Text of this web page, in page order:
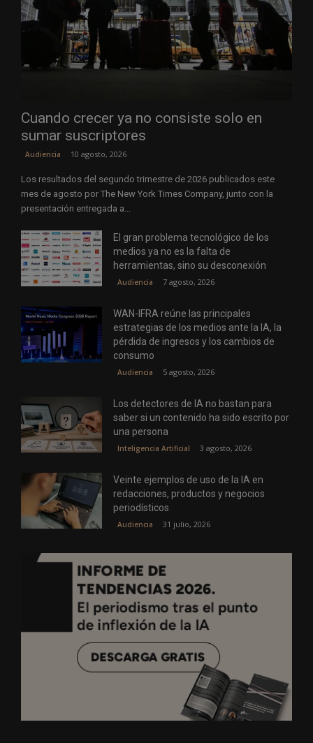
Cuando crecer ya no consiste solo en
sumar suscriptores
Audiencia 10 agosto, 2026
Los resultados del segundo trimestre de 2026 publicados este
mes de agosto por The New York Times Company, junto con la
presentación entregada a...
El gran problema tecnológico de los
medios ya no es la falta de
herramientas, sino su desconexión
Audiencia 7 agosto, 2026
WAN-IFRA reúne las principales
estrategias de los medios ante la IA, la
pérdida de ingresos y los cambios de
consumo
Audiencia 5 agosto, 2026
Los detectores de IA no bastan para
saber si un contenido ha sido escrito por
una persona
Inteligencia Artificial 3 agosto, 2026
Veinte ejemplos de uso de la IA en
redacciones, productos y negocios
periodísticos
Audiencia 31 julio, 2026